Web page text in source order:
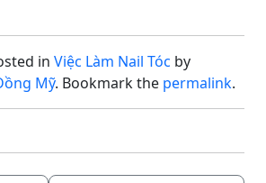
in Việc Làm Nail Tóc by
Mỹ. Bookmark the permalink.